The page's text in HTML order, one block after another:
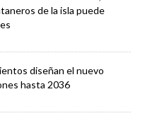
de la isla puede
diseñan el nuevo
hasta 2036